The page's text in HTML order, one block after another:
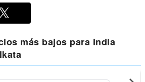
más bajos para India